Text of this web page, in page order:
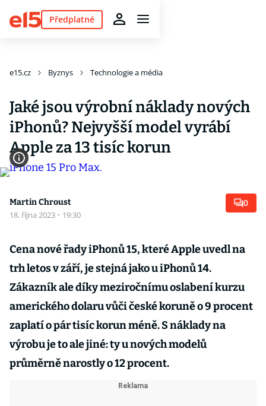
Předplatné
e15.cz Byznys Technologie a média
Jaké jsou výrobní náklady nových
iPhonů? Nejvyšší model vyrábí
Apple za 13 tisíc korun
Martin Chroust
18. října 2023 · 19:30
0
Cena nové řady iPhonů 15, které Apple uvedl na
trh letos v září, je stejná jako u iPhonů 14.
Zákazník ale díky meziročnímu oslabení kurzu
amerického dolaru vůči české koruně o 9 procent
zaplatí o pár tisíc korun méně. S náklady na
výrobu je to ale jiné: ty u nových modelů
průměrně narostly o 12 procent.